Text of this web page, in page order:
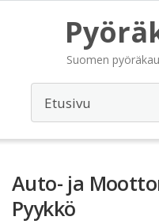
Suomen
Auto- ja
Pyykkö